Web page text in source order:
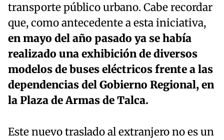
transporte público urbano. Cabe recordar
que, como antecedente a esta iniciativa,
en mayo del año pasado ya se había
realizado una exhibición de diversos
modelos de buses eléctricos frente a las
dependencias del Gobierno Regional, en
la Plaza de Armas de Talca.
Este nuevo traslado al extranjero no es un